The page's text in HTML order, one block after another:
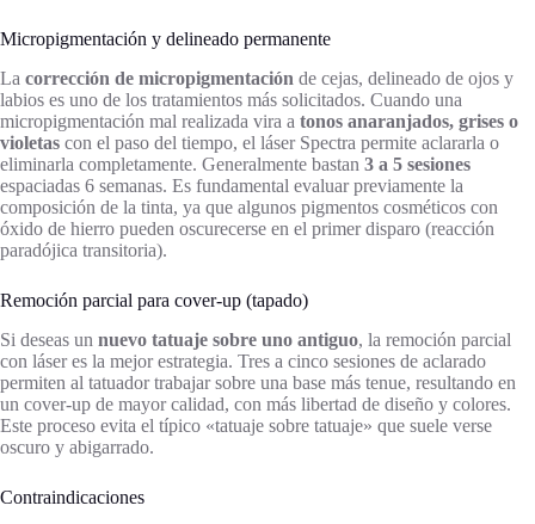
Micropigmentación y delineado permanente
La corrección de micropigmentación de cejas, delineado de ojos y
labios es uno de los tratamientos más solicitados. Cuando una
micropigmentación mal realizada vira a tonos anaranjados, grises o
violetas con el paso del tiempo, el láser Spectra permite aclararla o
eliminarla completamente. Generalmente bastan 3 a 5 sesiones
espaciadas 6 semanas. Es fundamental evaluar previamente la
composición de la tinta, ya que algunos pigmentos cosméticos con
óxido de hierro pueden oscurecerse en el primer disparo (reacción
paradójica transitoria).
Remoción parcial para cover-up (tapado)
Si deseas un nuevo tatuaje sobre uno antiguo, la remoción parcial
con láser es la mejor estrategia. Tres a cinco sesiones de aclarado
permiten al tatuador trabajar sobre una base más tenue, resultando en
un cover-up de mayor calidad, con más libertad de diseño y colores.
Este proceso evita el típico «tatuaje sobre tatuaje» que suele verse
oscuro y abigarrado.
Contraindicaciones